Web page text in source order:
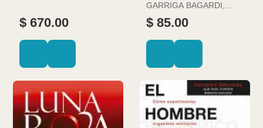
$ 670.00
GARRIGA BAGARDI,
JOAN
$ 85.00